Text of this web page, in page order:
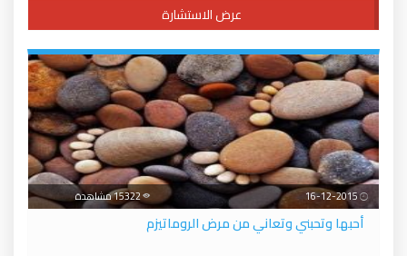
عرض الاستشارة
16-12-2015 15322 مشاهدة
أحبها وتحبني وتعاني من مرض الروماتيزم